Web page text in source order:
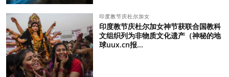
印度教节庆杜尔加女
印度教节庆杜尔加女神节获联合国教科
文组织列为非物质文化遗产（神秘的地
球uux.cn报...